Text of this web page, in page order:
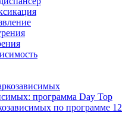
программа Day Top
по программе 12